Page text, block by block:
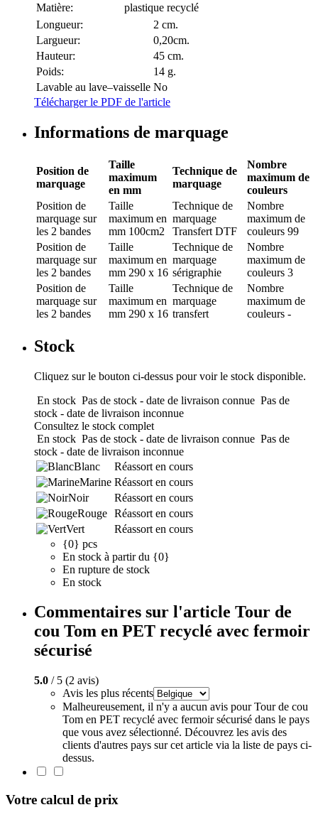
Matière:
plastique recyclé
Longueur:
2 cm.
Largueur:
0,20cm.
Hauteur:
45 cm.
Poids:
14 g.
Lavable au lave–vaisselle No
Télécharger le PDF de l'article
Informations de marquage
Position de
marquage
Taille
maximum
en mm
Technique de
marquage
Nombre
maximum de
couleurs
Position de
marquage sur
les 2 bandes
Taille
maximum en
mm 100cm2
Technique de
marquage
Transfert DTF
Nombre
maximum de
couleurs 99
Position de
marquage sur
les 2 bandes
Taille
maximum en
mm 290 x 16
Technique de
marquage
sérigraphie
Nombre
maximum de
couleurs 3
Position de
marquage sur
les 2 bandes
Taille
maximum en
mm 290 x 16
Technique de
marquage
transfert
Nombre
maximum de
couleurs -
Stock
Cliquez sur le bouton ci-dessus pour voir le stock disponible.
En stock Pas de stock - date de livraison connue Pas de
stock - date de livraison inconnue
Consultez le stock complet
En stock Pas de stock - date de livraison connue Pas de
stock - date de livraison inconnue
Blanc
Réassort en cours
Marine Réassort en cours
Noir
Réassort en cours
Rouge Réassort en cours
Vert
Réassort en cours
{0} pcs
En stock à partir du {0}
En rupture de stock
En stock
Commentaires sur l'article Tour de
cou Tom en PET recyclé avec fermoir
sécurisé
5.0 / 5 (2 avis)
Avis les plus récents
Malheureusement, il n'y a aucun avis pour Tour de cou
Tom en PET recyclé avec fermoir sécurisé dans le pays
que vous avez sélectionné. Découvrez les avis des
clients d'autres pays sur cet article via la liste de pays ci-
dessus.
Votre calcul de prix